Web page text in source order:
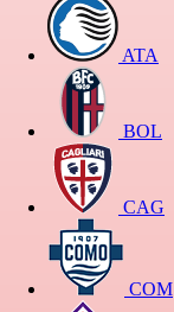
ATA
BOL
CAG
COM